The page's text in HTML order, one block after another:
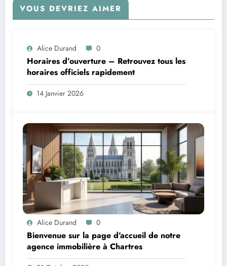
VOUS DEVRIEZ AIMER
Alice Durand 0
Horaires d’ouverture – Retrouvez tous les
horaires officiels rapidement
14 Janvier 2026
Alice Durand 0
Bienvenue sur la page d’accueil de notre
agence immobilière à Chartres